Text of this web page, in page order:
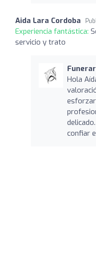
Aida Lara Cordoba
Experiencia fantástica:
servicio y trato
Hola
confiar